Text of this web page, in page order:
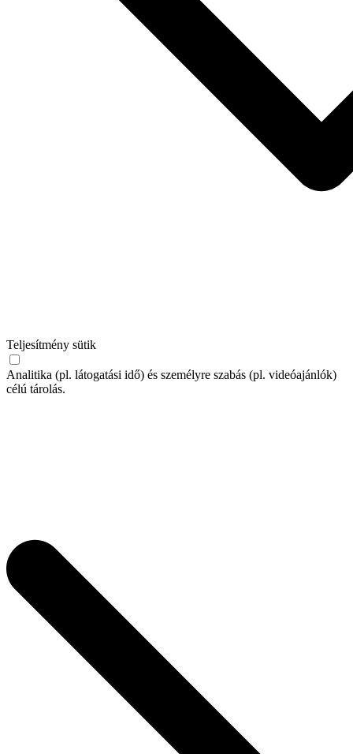
Teljesítmény sütik
Analitika (pl. látogatási idő) és személyre szabás (pl. videóajánlók)
célú tárolás.